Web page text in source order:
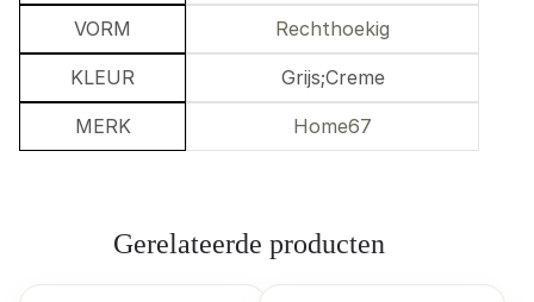
VORM Rechthoekig
KLEUR Grijs;Creme
MERK Home67
Gerelateerde producten